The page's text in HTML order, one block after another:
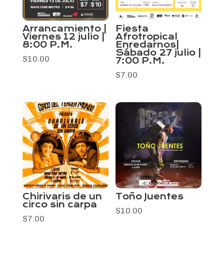
Arrancamiento |
Viernes 12 julio |
8:00 P.M.
$10.00
Fiesta
Afrotropical
Enredarnos|
Sábado 27 julio |
7:00 P.M.
$7.00
Chirivaris de un
circo sin carpa
$7.00
Toño Juentes
$10.00